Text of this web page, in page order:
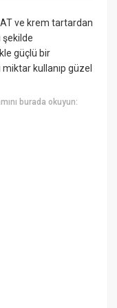
ve krem tartardan
şekilde
güçlü bir
kullanıp güzel
burada okuyun: